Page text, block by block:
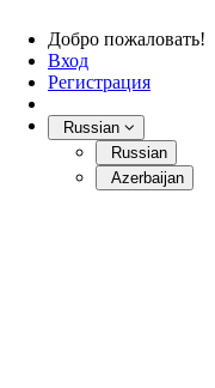
Добро пожаловать!
Вход
Регистрация
Russian
Russian
Azerbaijan